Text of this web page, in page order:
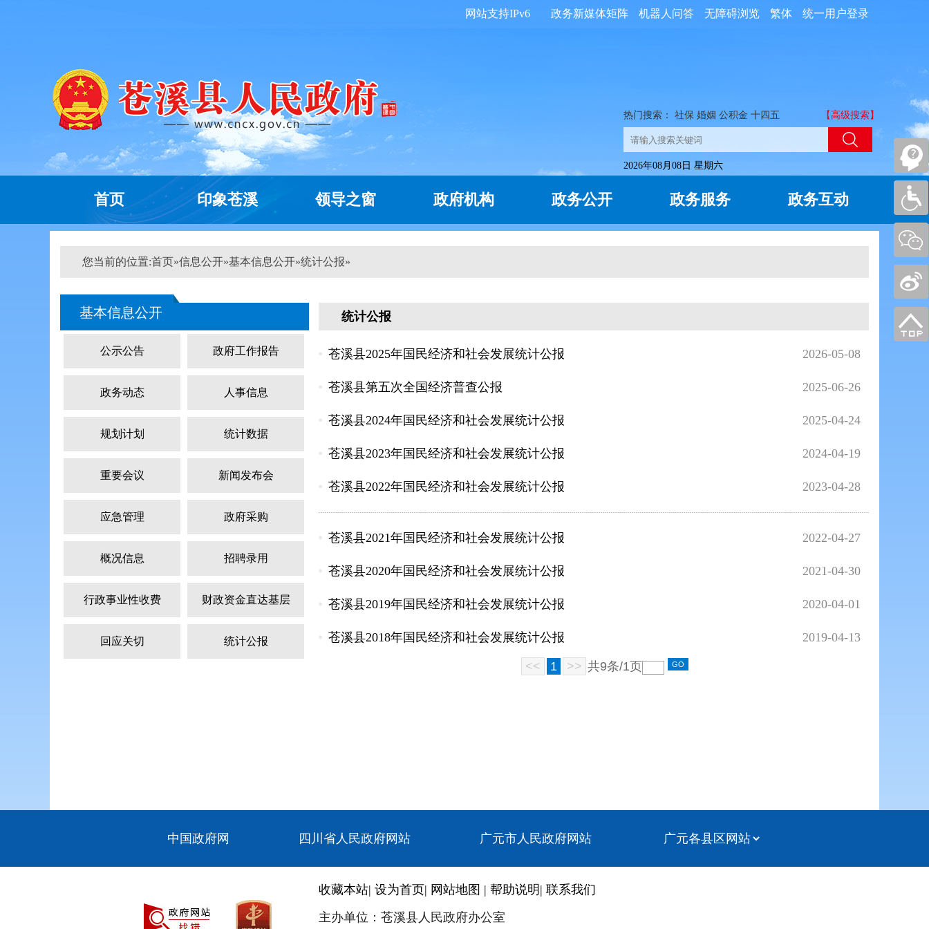
统一用户登录
繁体
无障碍浏览
机器人问答
政务新媒体矩阵
网站支持IPv6
热门搜索： 社保 婚姻 公积金 十四五 【高级搜索】
2026年08月08日 星期六
首页 印象苍溪 领导之窗 政府机构 政务公开 政务服务 政务互动
您当前的位置:首页»信息公开»基本信息公开»统计公报»
基本信息公开
公示公告 政府工作报告
政务动态 人事信息
规划计划 统计数据
重要会议 新闻发布会
应急管理 政府采购
概况信息 招聘录用
行政事业性收费 财政资金直达基层
回应关切 统计公报
统计公报
苍溪县2025年国民经济和社会发展统计公报 2026-05-08
苍溪县第五次全国经济普查公报 2025-06-26
苍溪县2024年国民经济和社会发展统计公报 2025-04-24
苍溪县2023年国民经济和社会发展统计公报 2024-04-19
苍溪县2022年国民经济和社会发展统计公报 2023-04-28
苍溪县2021年国民经济和社会发展统计公报 2022-04-27
苍溪县2020年国民经济和社会发展统计公报 2021-04-30
苍溪县2019年国民经济和社会发展统计公报 2020-04-01
苍溪县2018年国民经济和社会发展统计公报 2019-04-13
<< 1 >> 共9条/1页
中国政府网 四川省人民政府网站 广元市人民政府网站
收藏本站| 设为首页| 网站地图 | 帮助说明 | 联系我们
主办单位：苍溪县人民政府办公室